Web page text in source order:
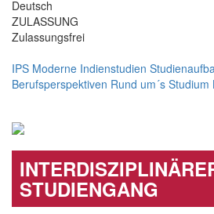
Deutsch
ZULASSUNG
Zulassungsfrei
IPS Moderne Indienstudien
Berufsperspektiven Rund um´s Studium
STUDIENGANG